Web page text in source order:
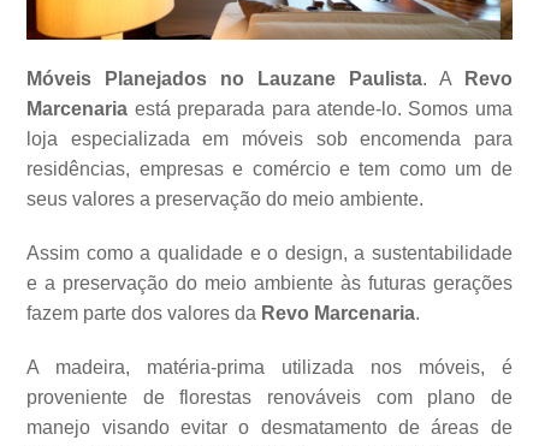
Móveis Planejados no Lauzane Paulista. A
Revo
Marcenaria está preparada para atende-lo. Somos uma
loja especializada em móveis sob encomenda para
residências, empresas e comércio e tem como um de
seus valores a preservação do meio ambiente.
Assim como a qualidade e o design, a sustentabilidade
e a preservação do meio ambiente às futuras gerações
fazem parte dos valores da Revo Marcenaria.
A madeira, matéria-prima utilizada nos móveis, é
proveniente de florestas renováveis com plano de
manejo visando evitar o desmatamento de áreas de